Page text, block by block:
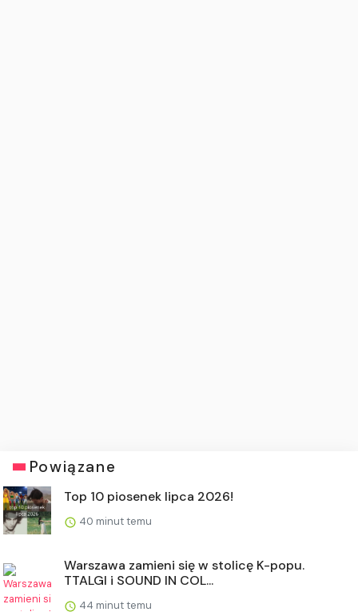
Powiązane
Top 10 piosenek lipca 2026!
40 minut temu
Warszawa zamieni się w stolicę K-popu.
TTALGI i SOUND IN COL...
44 minut temu